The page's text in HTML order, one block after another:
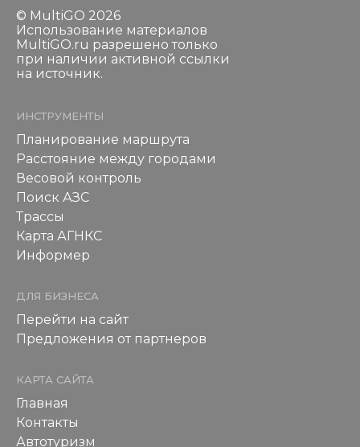
© MultiGO 2026
Использование материалов
MultiGO.ru разрешено только
при наличии активной ссылки
на источник.
ИНСТРУМЕНТЫ
Планирование маршрута
Расстояние между городами
Весовой контроль
Поиск АЗС
Трассы
Карта АГНКС
Информер
ДЛЯ БИЗНЕСА
Перейти на сайт
Предложения от партнеров
КАРТА САЙТА
Главная
Контакты
Автотуризм